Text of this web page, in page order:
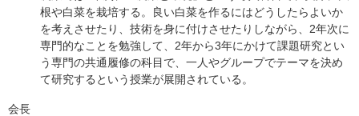
根や白菜を栽培する。良い白菜を作るにはどうしたらよいか
を考えさせたり、技術を身に付けさせたりしながら、2年次に
専門的なことを勉強して、2年から3年にかけて課題研究とい
う専門の共通履修の科目で、一人やグループでテーマを決め
て研究するという授業が展開されている。
会長